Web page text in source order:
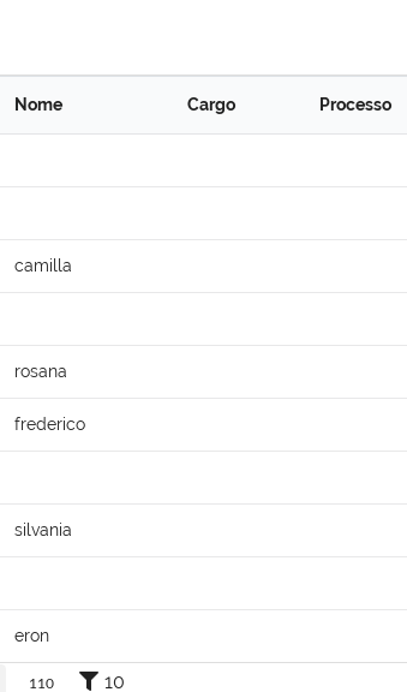
Nome Cargo Processo
camilla
rosana
frederico
silvania
eron
110 10